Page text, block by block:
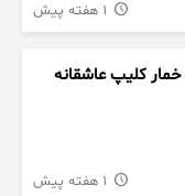
خمار کلیپ عاشقانه